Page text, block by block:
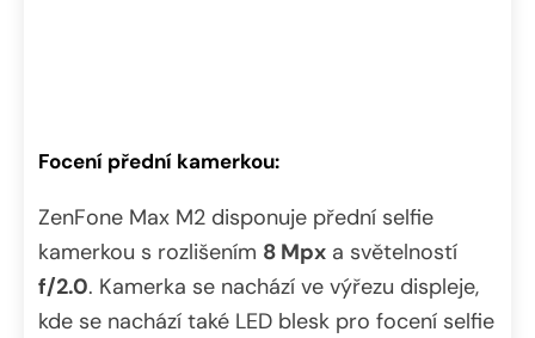
Focení přední kamerkou:
ZenFone Max M2 disponuje přední selfie
kamerkou s rozlišením 8 Mpx a světelností
f/2.0. Kamerka se nachází ve výřezu displeje,
kde se nachází také LED blesk pro focení selfie